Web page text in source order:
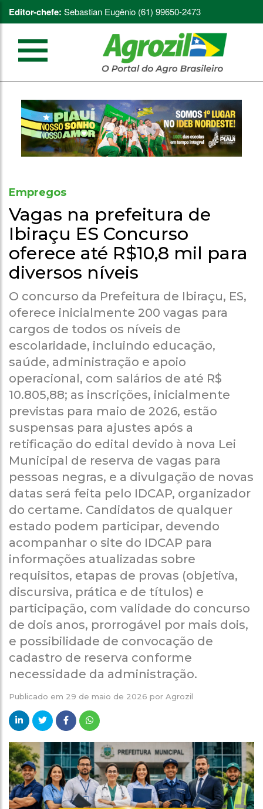
Editor-chefe: Sebastian Eugênio (61) 99650-2473
Empregos
Vagas na prefeitura de
Ibiraçu ES Concurso
oferece até R$10,8 mil para
diversos níveis
O concurso da Prefeitura de Ibiraçu, ES,
oferece inicialmente 200 vagas para
cargos de todos os níveis de
escolaridade, incluindo educação,
saúde, administração e apoio
operacional, com salários de até R$
10.805,88; as inscrições, inicialmente
previstas para maio de 2026, estão
suspensas para ajustes após a
retificação do edital devido à nova Lei
Municipal de reserva de vagas para
pessoas negras, e a divulgação de novas
datas será feita pelo IDCAP, organizador
do certame. Candidatos de qualquer
estado podem participar, devendo
acompanhar o site do IDCAP para
informações atualizadas sobre
requisitos, etapas de provas (objetiva,
discursiva, prática e de títulos) e
participação, com validade do concurso
de dois anos, prorrogável por mais dois,
e possibilidade de convocação de
cadastro de reserva conforme
necessidade da administração.
Publicado em 29 de maio de 2026 por Agrozil